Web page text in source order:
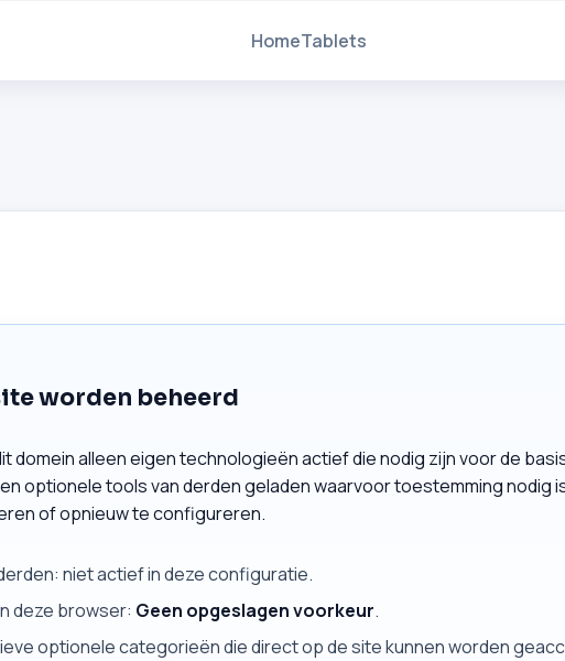
HomeTablets
worden beheerd
domein alleen eigen technologieën actief die nodig zijn voor de
optionele tools van derden geladen waarvoor toestemming nodig
of opnieuw te configureren.
niet actief in deze configuratie.
deze browser: Geen opgeslagen voorkeur.
optionele categorieën die direct op de site kunnen worden